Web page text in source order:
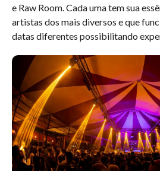
e Raw Room. Cada uma tem sua
artistas dos mais diversos e que
datas diferentes possibilitando